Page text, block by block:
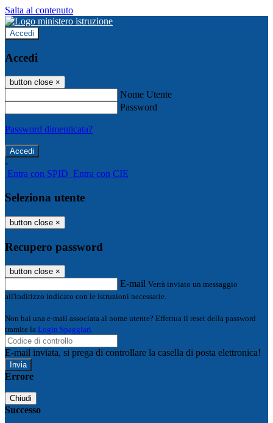
Salta al contenuto
Accedi
Accedi
button close ×
Nome Utente
Password
Password dimenticata?
-
Entra con SPID Entra con CIE
Seleziona utente
button close ×
Recupero password
button close ×
E-mail Verrà inviato un messaggio
all'indirizzo indicato con le istruzioni necessarie.
Non hai una e-mail associata al nome utente? Effettua il reset della password
tramite la Login Spaggiari
E-mail inviata, si prega di controllare la casella di posta elettronica!
Errore
Chiudi
Successo